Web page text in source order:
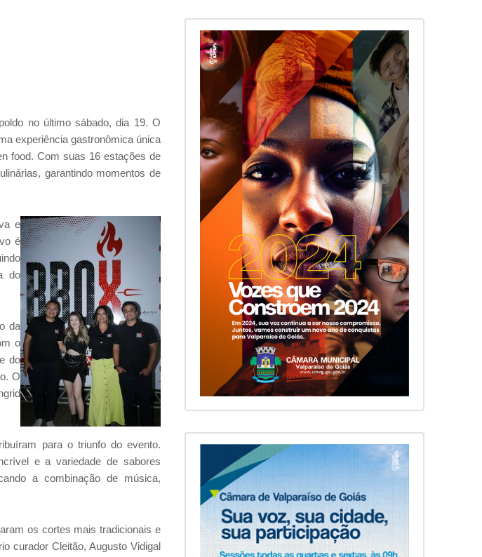
no último sábado, dia 19. O
experiência gastronômica única
food. Com suas 16 estações de
garantindo momentos de
e
é
do
da
o
do
O
para o triunfo do evento.
e a variedade de sabores
a combinação de música,
os cortes mais tradicionais e
curador Cleitão, Augusto Vidigal